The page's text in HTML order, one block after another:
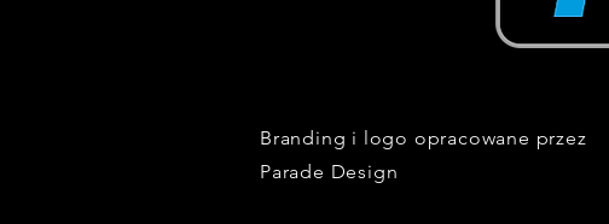
Branding i logo opracowane przez
Parade Design